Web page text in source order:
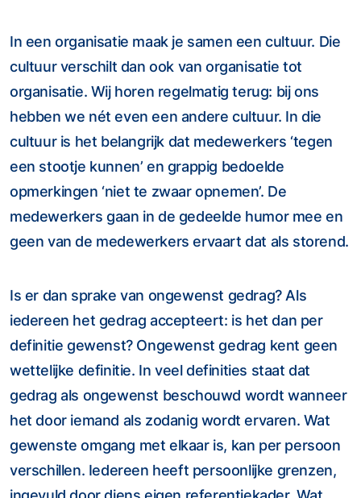
In een organisatie maak je samen een cultuur. Die
cultuur verschilt dan ook van organisatie tot
organisatie. Wij horen regelmatig terug: bij ons
hebben we nét even een andere cultuur. In die
cultuur is het belangrijk dat medewerkers ‘tegen
een stootje kunnen’ en grappig bedoelde
opmerkingen ‘niet te zwaar opnemen’. De
medewerkers gaan in de gedeelde humor mee en
geen van de medewerkers ervaart dat als storend.
Is er dan sprake van ongewenst gedrag? Als
iedereen het gedrag accepteert: is het dan per
definitie gewenst? Ongewenst gedrag kent geen
wettelijke definitie. In veel definities staat dat
gedrag als ongewenst beschouwd wordt wanneer
het door iemand als zodanig wordt ervaren. Wat
gewenste omgang met elkaar is, kan per persoon
verschillen. Iedereen heeft persoonlijke grenzen,